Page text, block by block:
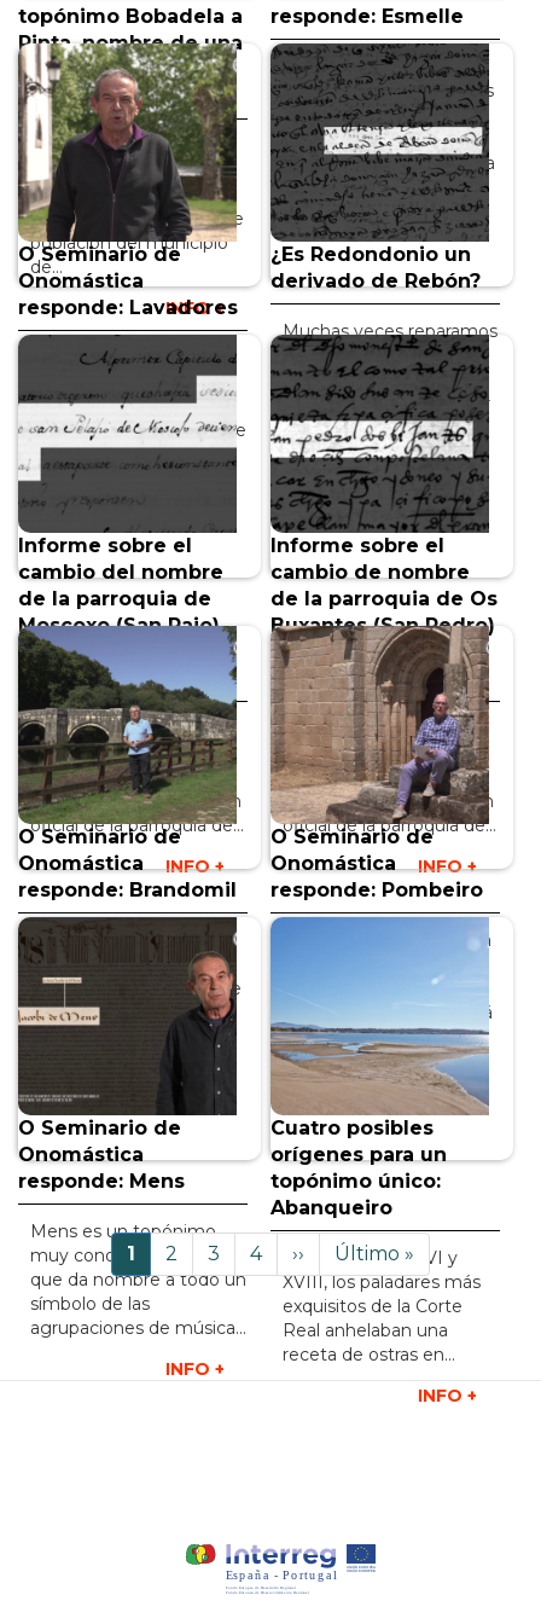
topónimo Bobadela a
Pinta, nombre de una
parroquia de
Xunqueira de Ambía
Bobadela es un
topónimo netamente
ourensano, pues da
nombre a una entidad de
población del municipio
de...
INFO +
responde: Esmelle
Begoña Caamaño
publicó, además de otros
textos, dos obras
narrativas: Circe ou o
pracer do azul y Morgana
en...
INFO +
O Seminario de
Onomástica
responde: Lavadores
Otro de los topónimos
que marcaron la vida de
Begoña Caamaño fue el
de Lavadores, nombre de
la parroquia...
¿Es Redondonio un
derivado de Rebón?
Muchas veces reparamos
en esta sección en
aquellas joyas
toponímicas que, por ser
únicas, destacan entre
los...
INFO +
Informe sobre el
cambio del nombre
de la parroquia de
Moscoxo (San Paio)
del ayuntamiento de
Pazos de Borbén
El Seminario de
Onomástica de la Real
Academia dictaminó
cambiar la denominación
oficial de la parroquia de...
INFO +
Informe sobre el
cambio de nombre
de la parroquia de Os
Buxantes (San Pedro)
el ayuntamiento de
Dumbría
El Seminario de
Onomástica de la Real
Academia dictaminó
cambiar la denominación
oficial de la parroquia de...
INFO +
O Seminario de
Onomástica
responde: Brandomil
Brandomil es quizá la
parroquia más conocida
del municipio coruñés de
Zas. Eduardo Pondal
INFO +
O Seminario de
Onomástica
responde: Pombeiro
Pombeiro es una palabra
diccionarios del gallego
actual; sin embargo, está
documentado su...
INFO +
O Seminario de
Onomástica
responde: Mens
Mens es un topónimo
muy conocido gracias a
que da nombre a todo un
símbolo de las
agrupaciones de música...
INFO +
Cuatro posibles
orígenes para un
topónimo único:
Abanqueiro
Entre los siglos XVI y
XVIII, los paladares más
exquisitos de la Corte
Real anhelaban una
receta de ostras en...
INFO +
Paginación
Página
actual
1 Página
2 Página
3 Página
4
Siguiente
página
››
Última
página
Último »